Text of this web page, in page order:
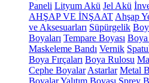
Paneli Lityum Akü Jel Akü
AHŞAP VE İNŞAAT Ahşap
ve Aksesuarları Süpürgelik
Boyaları Tempare Boyası
Maskeleme Bandı Vernik
Boya Fırçaları Boya Rulosu
Cephe Boyalar Astarlar Metal
BoyalarYalıtım Boyası Sprey